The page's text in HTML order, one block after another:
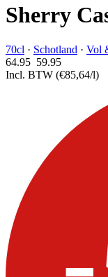
Sherry
70cl · Schotland · Vol
64.95 59.95
Incl. BTW (€85,64/l)